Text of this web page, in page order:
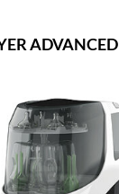
ADVANCED